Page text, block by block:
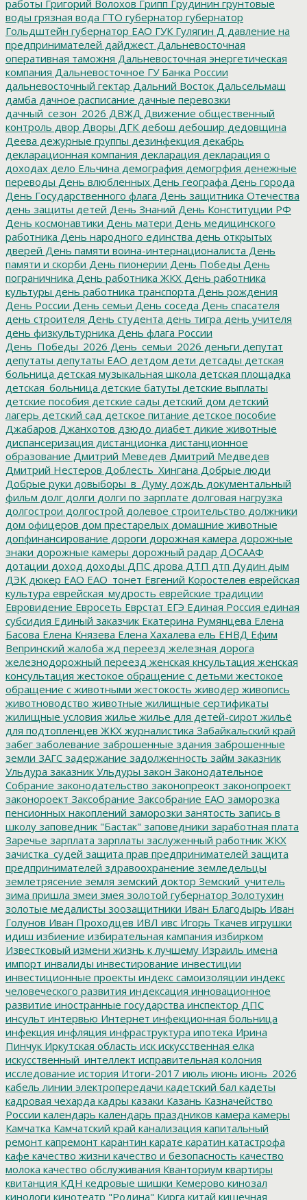
работы Григорий Волохов Грипп Грудинин грунтовые
воды грязная вода ГТО губернатор губернатор
Гольдштейн губернатор ЕАО ГУК Гулягин Д давление на
предпринимателей дайджест Дальневосточная
оперативная таможня Дальневосточная энергетическая
компания Дальневосточное ГУ Банка России
дальневосточный гектар Дальний Восток Дальсельмаш
дамба дачное расписание дачные перевозки
дачный_сезон_2026 ДВЖД Движение общественный
контроль двор Дворы ДГК дебош дебошир дедовщина
Деева дежурные группы дезинфекция декабрь
декларационная компания декларация декларация о
доходах дело Ельчина демография демогрфия денежные
переводы День влюбленных День географа День города
День Государственного флага День защитника Отечества
день защиты детей День Знаний День Конституции РФ
День космонавтики День матери День медицинского
работника День народного единства день открытых
дверей День памяти воина-интернационалиста День
памяти и скорби День пионерии День Победы День
пограничника День работника ЖКХ День работника
культуры день работника транспорта День рождения
День России День семьи День соседа День спасателя
день строителя День студента день тигра день учителя
день физкультурника День флага России
День_Победы_2026 День_семьи_2026 деньги депутат
депутаты депутаты ЕАО детдом дети детсады детская
больница детская музыкальная школа детская площадка
детская_больница детские батуты детские выплаты
детские пособия детские сады детский дом детский
лагерь детский сад детское питание детское пособие
Джабаров Джанхотов дзюдо диабет дикие животные
диспансеризация дистанционка дистанционное
образование Дмитрий Меведев Дмитрий Медведев
Дмитрий Нестеров Доблесть_Хингана Добрые люди
Добрые руки довыборы_в_Думу дождь документальный
фильм долг долги долги по зарплате долговая нагрузка
долгострои долгострой долевое строительство должники
дом офицеров дом престарелых домашние животные
допфинансирование дороги дорожная камера дорожные
знаки дорожные камеры дорожный радар ДОСААФ
дотации доход доходы ДПС дрова ДТП дтп Дудин дым
ДЭК дюкер ЕАО ЕАО_тонет Евгений Коростелев еврейская
культура еврейская_мудрость еврейские традиции
Евровидение Евросеть Еврстат ЕГЭ Единая Россия единая
субсидия Единый заказчик Екатерина Румянцева Елена
Басова Елена Князева Елена Хахалева ель ЕНВД Ефим
Вепринский жалоба жд переезд железная дорога
железнодорожный переезд женская кнсультация женская
консультация жестокое обращение с детьми жестокое
обращение с животными жестокость живодер живопись
животноводство животные жилищные сертификаты
жилищные условия жилье жилье для детей-сирот жильё
для подтопленцев ЖКХ журналистика Забайкальский край
забег заболевание заброшенные здания заброшенные
земли ЗАГС задержание задолженность займ заказник
Ульдура заказник Ульдуры закон Законодательное
Собрание законодательство законопреокт законопроект
законороект Заксобрание Заксобрание ЕАО заморозка
пенсионных накоплений заморозки занятость запись в
школу заповедник "Бастак" заповедники заработная плата
Заречье зарплата зарплаты заслуженный работник ЖКХ
зачистка_судей защита прав предпринимателей защита
предпринимателей здравоохранение земледельцы
землетрясение земля земский доктор Земский_учитель
зима пришла змеи змея золотой губернатор Золотухин
золотые медалисты зоозащитники Иван Благодырь Иван
Голунов Иван Проходцев ИВЛ ивс Игорь Ткачев игрушки
идиш избиение избирательная кампания избирком
Известковый измени жизнь к лучшему Израиль имена
импорт инвалиды инвестирование инвестиции
инвестиционные проекты индекс самоизоляции индекс
человеческого развития индексация инновационное
развитие иностранные государства инспектор ДПС
инсульт интервью Интернет инфекционная больница
инфекция инфляция инфраструктура ипотека Ирина
Пинчук Иркутская область иск искусственная елка
искусственный_интеллект исправительная колония
исследование история Итоги-2017 июль июнь июнь_2026
кабель линии электропередачи кадетский бал кадеты
кадровая чехарда кадры казаки Казань Казначейство
России календарь календарь праздников камера камеры
Камчатка Камчатский край канализация капитальный
ремонт капремонт карантин карате каратин катастрофа
кафе качество жизни качество и безопасность качество
молока качество обслуживания Кванториум квартиры
квитанция КДН кедровые шишки Кемерово кинозал
кинологи кинотеатр "Родина" Кирга китай кишечная